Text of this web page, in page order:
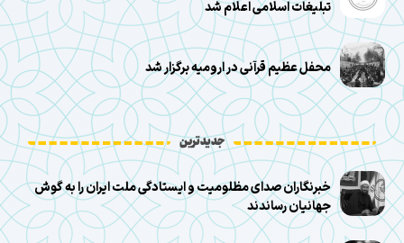
تبلیغات اسلامی اعلام شد
محفل عظیم قرآنی در ارومیه برگزار شد
جدیدترین
خبرنگاران صدای مظلومیت و ایستادگی ملت ایران را به گوش
جهانیان رساندند